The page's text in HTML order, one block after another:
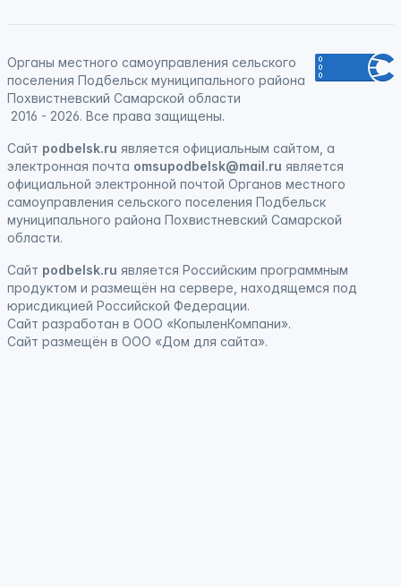
Органы местного самоуправления сельского
поселения Подбельск муниципального района
Похвистневский Самарской области
2016 - 2026. Все права защищены.
Сайт podbelsk.ru является официальным сайтом, а
электронная почта omsupodbelsk@mail.ru является
официальной электронной почтой Органов местного
самоуправления сельского поселения Подбельск
муниципального района Похвистневский Самарской
области.
Сайт podbelsk.ru является Российским программным
продуктом и размещён на сервере, находящемся под
юрисдикцией Российской Федерации.
Сайт разработан в ООО «КопыленКомпани».
Сайт размещён в ООО «Дом для сайта».